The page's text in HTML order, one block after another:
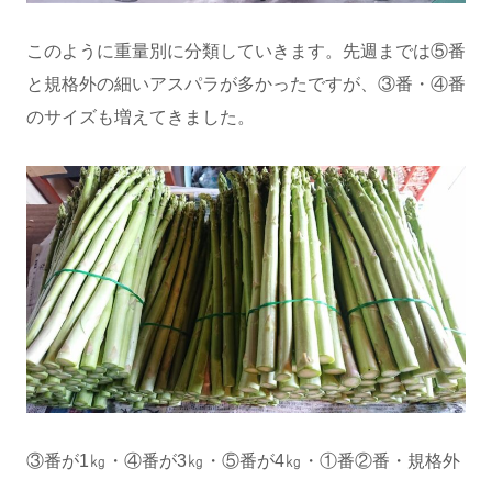
このように重量別に分類していきます。先週までは⑤番
と規格外の細いアスパラが多かったですが、③番・④番
のサイズも増えてきました。
③番が1㎏・④番が3㎏・⑤番が4㎏・①番②番・規格外